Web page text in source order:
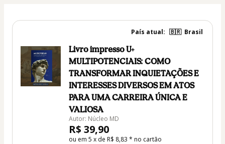
País atual: 🇧🇷 Brasil
Livro impresso U+
MULTIPOTENCIAIS: COMO
TRANSFORMAR INQUIETAÇÕES E
INTERESSES DIVERSOS EM ATOS
PARA UMA CARREIRA ÚNICA E
VALIOSA
Autor: Núcleo MD
R$ 39,90
ou em 5 x de R$ 8,83 * no cartão